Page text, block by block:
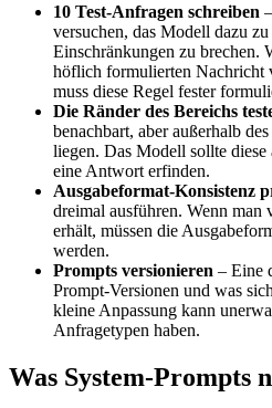
10 Test-Anfragen schreiben
versuchen, das Modell dazu
Einschränkungen zu brechen.
höflich formulierten Nachricht
muss diese Regel fester
Die Ränder des Bereichs
benachbart, aber außerhalb
liegen. Das Modell sollte diese
eine Antwort erfinden.
Ausgabeformat-Konsistenz
dreimal ausführen. Wenn man
erhält, müssen die
werden.
Prompts versionieren – Eine
Prompt-Versionen und was
kleine Anpassung kann
Anfragetypen haben.
Was System-Prompts